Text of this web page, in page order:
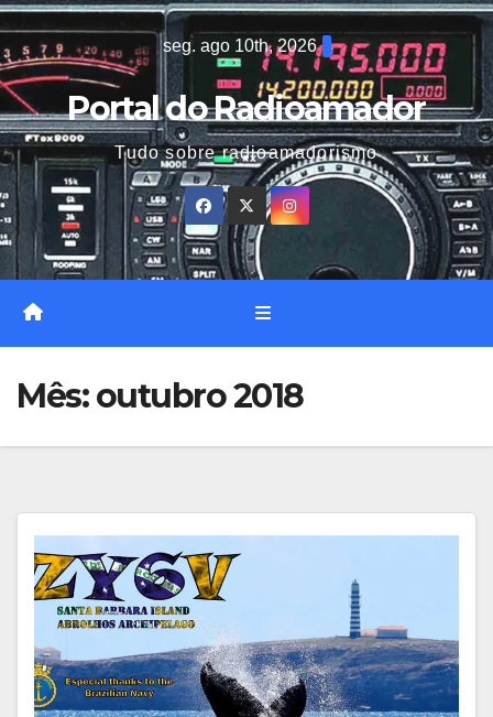
Skip
to
content
seg. ago 10th, 2026
Portal do Radioamador
Tudo sobre radioamadorismo
Mês:outubro 2018